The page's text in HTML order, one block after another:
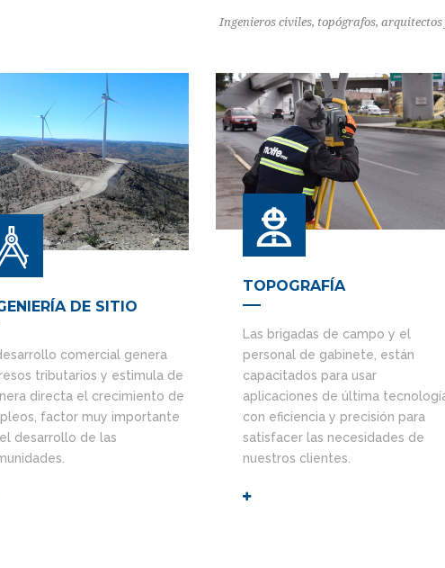
Ingenieros civiles, topógrafos,
DE SITIO
comercial genera
tributarios y estimula de
directa el crecimiento de
factor muy importante
desarrollo de las
TOPOGRAFÍA
Las brigadas de campo y el
personal de gabinete, están
capacitados para usar
aplicaciones de última
con eficiencia y precisión para
satisfacer las necesidades de
nuestros clientes.